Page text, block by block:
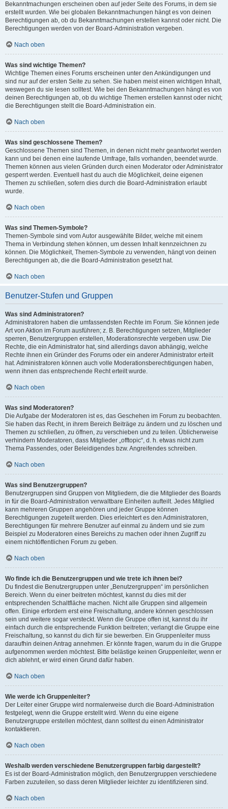
Bekanntmachungen erscheinen oben auf jeder Seite des Forums, in dem sie
erstellt wurden. Wie bei globalen Bekanntmachungen hängt es von deinen
Berechtigungen ab, ob du Bekanntmachungen erstellen kannst oder nicht. Die
Berechtigungen werden von der Board-Administration vergeben.
Nach oben
Was sind wichtige Themen?
Wichtige Themen eines Forums erscheinen unter den Ankündigungen und
sind nur auf der ersten Seite zu sehen. Sie haben meist einen wichtigen Inhalt,
weswegen du sie lesen solltest. Wie bei den Bekanntmachungen hängt es von
deinen Berechtigungen ab, ob du wichtige Themen erstellen kannst oder nicht;
die Berechtigungen stellt die Board-Administration ein.
Nach oben
Was sind geschlossene Themen?
Geschlossene Themen sind Themen, in denen nicht mehr geantwortet werden
kann und bei denen eine laufende Umfrage, falls vorhanden, beendet wurde.
Themen können aus vielen Gründen durch einen Moderator oder Administrator
gesperrt werden. Eventuell hast du auch die Möglichkeit, deine eigenen
Themen zu schließen, sofern dies durch die Board-Administration erlaubt
wurde.
Nach oben
Was sind Themen-Symbole?
Themen-Symbole sind vom Autor ausgewählte Bilder, welche mit einem
Thema in Verbindung stehen können, um dessen Inhalt kennzeichnen zu
können. Die Möglichkeit, Themen-Symbole zu verwenden, hängt von deinen
Berechtigungen ab, die die Board-Administration gesetzt hat.
Nach oben
Benutzer-Stufen und Gruppen
Was sind Administratoren?
Administratoren haben die umfassendsten Rechte im Forum. Sie können jede
Art von Aktion im Forum ausführen; z. B. Berechtigungen setzen, Mitglieder
sperren, Benutzergruppen erstellen, Moderationsrechte vergeben usw. Die
Rechte, die ein Administrator hat, sind allerdings davon abhängig, welche
Rechte ihnen ein Gründer des Forums oder ein anderer Administrator erteilt
hat. Administratoren können auch volle Moderationsberechtigungen haben,
wenn ihnen das entsprechende Recht erteilt wurde.
Nach oben
Was sind Moderatoren?
Die Aufgabe der Moderatoren ist es, das Geschehen im Forum zu beobachten.
Sie haben das Recht, in ihrem Bereich Beiträge zu ändern und zu löschen und
Themen zu schließen, zu öffnen, zu verschieben und zu teilen. Üblicherweise
verhindern Moderatoren, dass Mitglieder „offtopic“, d. h. etwas nicht zum
Thema Passendes, oder Beleidigendes bzw. Angreifendes schreiben.
Nach oben
Was sind Benutzergruppen?
Benutzergruppen sind Gruppen von Mitgliedern, die die Mitglieder des Boards
in für die Board-Administration verwaltbare Einheiten aufteilt. Jedes Mitglied
kann mehreren Gruppen angehören und jeder Gruppe können
Berechtigungen zugeteilt werden. Dies erleichtert es den Administratoren,
Berechtigungen für mehrere Benutzer auf einmal zu ändern und sie zum
Beispiel zu Moderatoren eines Bereichs zu machen oder ihnen Zugriff zu
einem nichtöffentlichen Forum zu geben.
Nach oben
Wo finde ich die Benutzergruppen und wie trete ich ihnen bei?
Du findest die Benutzergruppen unter „Benutzergruppen“ im persönlichen
Bereich. Wenn du einer beitreten möchtest, kannst du dies mit der
entsprechenden Schaltfläche machen. Nicht alle Gruppen sind allgemein
offen. Einige erfordern erst eine Freischaltung, andere können geschlossen
sein und weitere sogar versteckt. Wenn die Gruppe offen ist, kannst du ihr
einfach durch die entsprechende Funktion beitreten; verlangt die Gruppe eine
Freischaltung, so kannst du dich für sie bewerben. Ein Gruppenleiter muss
daraufhin deinen Antrag annehmen. Er könnte fragen, warum du in die Gruppe
aufgenommen werden möchtest. Bitte belästige keinen Gruppenleiter, wenn er
dich ablehnt, er wird einen Grund dafür haben.
Nach oben
Wie werde ich Gruppenleiter?
Der Leiter einer Gruppe wird normalerweise durch die Board-Administration
festgelegt, wenn die Gruppe erstellt wird. Wenn du eine eigene
Benutzergruppe erstellen möchtest, dann solltest du einen Administrator
kontaktieren.
Nach oben
Weshalb werden verschiedene Benutzergruppen farbig dargestellt?
Es ist der Board-Administration möglich, den Benutzergruppen verschiedene
Farben zuzuteilen, so dass deren Mitglieder leichter zu identifizieren sind.
Nach oben